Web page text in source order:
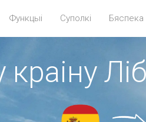
Функцыі Суполкі Бяспека